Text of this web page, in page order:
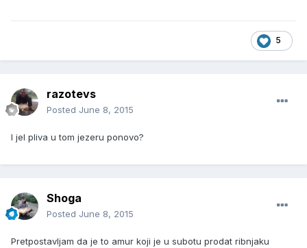
5
razotevs
Posted June 8, 2015
I jel pliva u tom jezeru ponovo?
Shoga
Posted June 8, 2015
Pretpostavljam da je to amur koji je u subotu prodat ribnjaku